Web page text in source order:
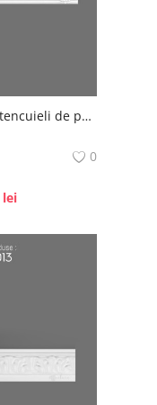
P81159 Tipuri de tencuieli de perete cu modele decorative
0
lei